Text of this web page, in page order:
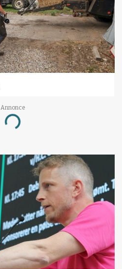
Annonce
Loading...